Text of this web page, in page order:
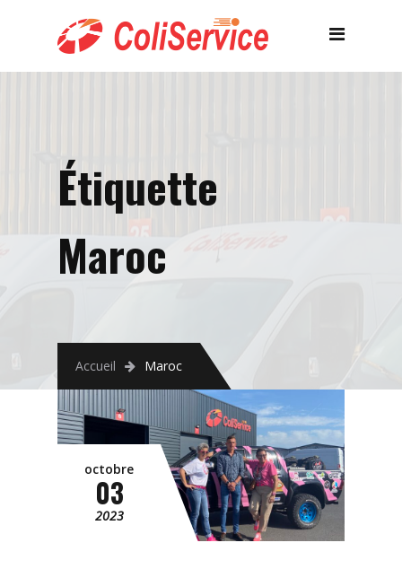
Étiquette
Maroc
Accueil Maroc
octobre
03
2023